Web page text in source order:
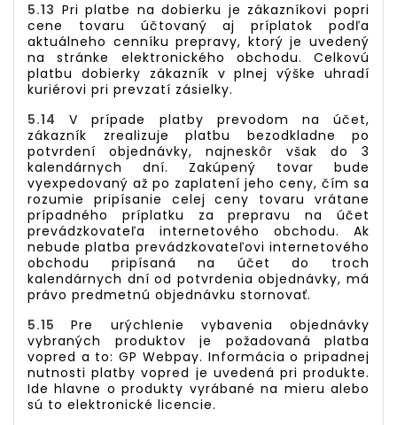
5.13 Pri platbe na dobierku je zákazníkovi popri
cene tovaru účtovaný aj príplatok podľa
aktuálneho cenníku prepravy, ktorý je uvedený
na stránke elektronického obchodu. Celkovú
platbu dobierky zákazník v plnej výške uhradí
kuriérovi pri prevzatí zásielky.
5.14 V prípade platby prevodom na účet,
zákazník zrealizuje platbu bezodkladne po
potvrdení objednávky, najneskôr však do 3
kalendárnych dní. Zakúpený tovar bude
vyexpedovaný až po zaplatení jeho ceny, čím sa
rozumie pripísanie celej ceny tovaru vrátane
prípadného príplatku za prepravu na účet
prevádzkovateľa internetového obchodu. Ak
nebude platba prevádzkovateľovi internetového
obchodu pripísaná na účet do troch
kalendárnych dní od potvrdenia objednávky, má
právo predmetnú objednávku stornovať.
5.15Pre urýchlenie vybavenia objednávky
vybraných produktov je požadovaná platba
vopred a to: GP Webpay. Informácia o pripadnej
nutnosti platby vopred je uvedená pri produkte.
Ide hlavne o produkty vyrábané na mieru alebo
sú to elektronické licencie.